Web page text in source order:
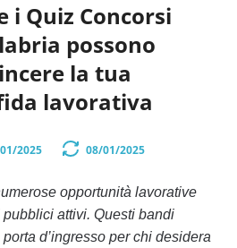
i Quiz Concorsi
possono
la tua
lavorativa
2025 08/01/2025
opportunità lavorative
attivi. Questi bandi
d’ingresso per chi desidera